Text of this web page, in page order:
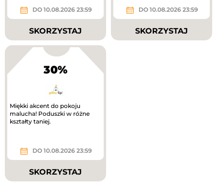
DO 10.08.2026 23:59
SKORZYSTAJ
DO 10.08.2026 23:59
SKORZYSTAJ
30%
Miękki akcent do pokoju
malucha! Poduszki w różne
kształty taniej.
DO 10.08.2026 23:59
SKORZYSTAJ